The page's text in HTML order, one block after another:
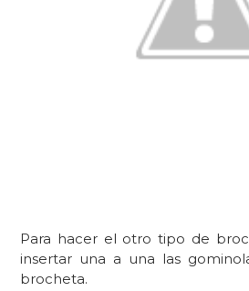
Para hacer el otro tipo de
insertar una a una las
brocheta.